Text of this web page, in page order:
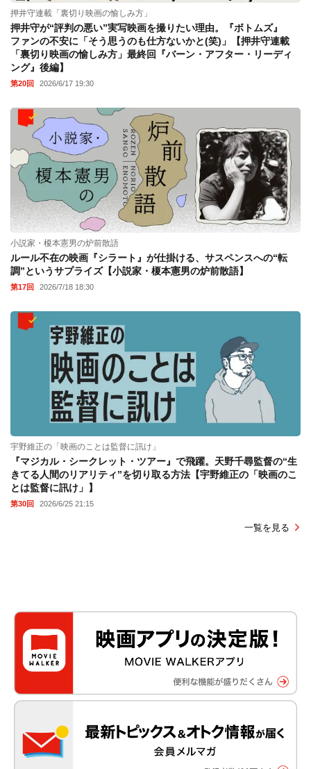
押井守連載「裏切り映画の愉しみ方」
押井守が“評判の悪い”実写映画を撮りたい理由。『ボトムズ』
ファンの不安に「そう思うのも仕方ないかと(笑)」【押井守連載
「裏切り映画の愉しみ方」最終回『バーン・アフター・リーディ
ング』後編】
第20回 2026/6/17 19:30
小説家・榎本憲男の炉前散語
ルール不在の映画『シラート』が仕掛ける、サスペンスへの“転
調”というサプライズ【小説家・榎本憲男の炉前散語】
第17回 2026/7/18 18:30
宇野維正の「映画のことは監督に訊け」
『マジカル・シークレット・ツアー』で飛躍。天野千尋監督の“生
きてる人間のリアリティ”を切り取る方法【宇野維正の「映画のこ
とは監督に訊け」】
第30回 2026/6/25 21:15
一覧を見る